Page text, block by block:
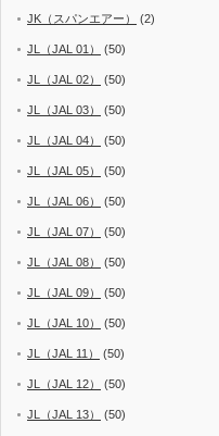
JK（スパンエアー） (2)
JL（JAL 01） (50)
JL（JAL 02） (50)
JL（JAL 03） (50)
JL（JAL 04） (50)
JL（JAL 05） (50)
JL（JAL 06） (50)
JL（JAL 07） (50)
JL（JAL 08） (50)
JL（JAL 09） (50)
JL（JAL 10） (50)
JL（JAL 11） (50)
JL（JAL 12） (50)
JL（JAL 13） (50)